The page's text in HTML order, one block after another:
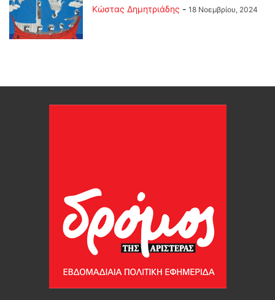
Kώστας Δημητριάδης - 18 Νοεμβρίου, 2024